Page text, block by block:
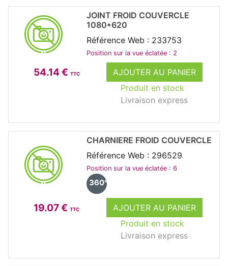
54.14 € TTC
AJOUTER AU PANIER
Produit en stock
Livraison express
JOINT FROID COUVERCLE
1080*620
Référence Web : 233753
Position sur la vue éclatée : 2
19.07 € TTC
AJOUTER AU PANIER
Produit en stock
Livraison express
CHARNIERE FROID COUVERCLE
Référence Web : 296529
Position sur la vue éclatée : 6
360°